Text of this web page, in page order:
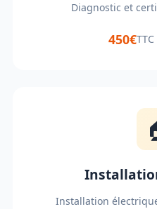
Diagnostic et
450€
Installation